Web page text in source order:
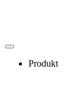
Produkt